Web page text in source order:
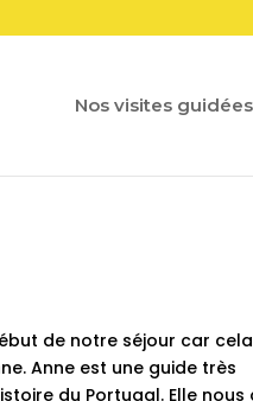
Nos visites guidées
de notre séjour car
Anne est une guide très
du Portugal. Elle nous